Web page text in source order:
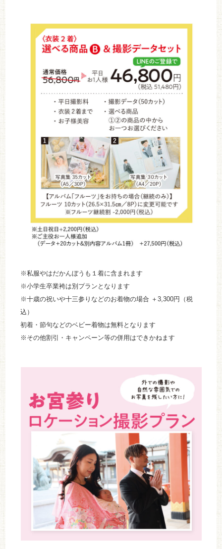
※私服やはだかんぼうも１着に含まれます
※小学生卒業袴は別プランとなります
※十歳の祝いや十三参りなどのお着物の場合 ＋3,300円（税
込）
初着・節句などのベビー着物は無料となります
※その他割引・キャンペーン等の併用はできかねます